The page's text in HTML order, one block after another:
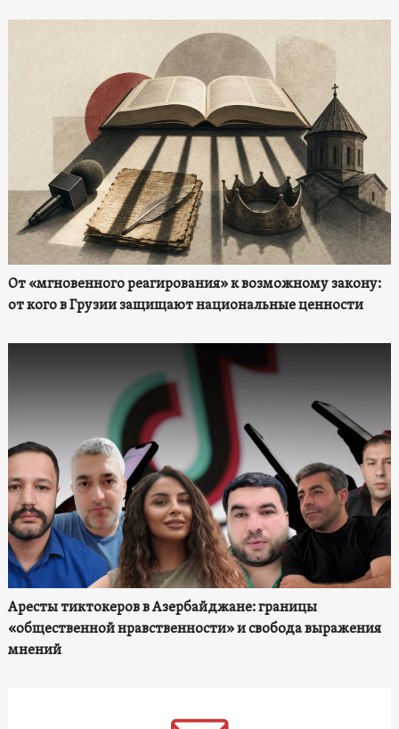
От «мгновенного реагирования» к возможному закону:
от кого в Грузии защищают национальные ценности
Аресты тиктокеров в Азербайджане: границы
«общественной нравственности» и свобода выражения
мнений